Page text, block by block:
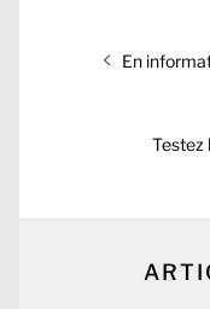
Previous
En
Next
Testez